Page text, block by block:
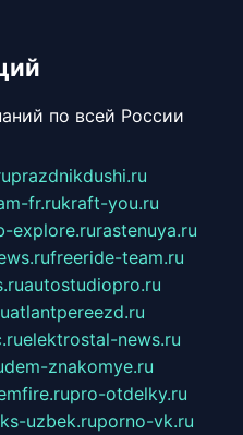
по всей России
prazdnikdushi.ru
fr.rukraft-you.ru
explore.rurastenuya.ru
freeride-team.ru
autostudiopro.ru
atlantpereezd.ru
elektrostal-news.ru
znakomye.ru
pro-otdelky.ru
uzbek.ruporno-vk.ru